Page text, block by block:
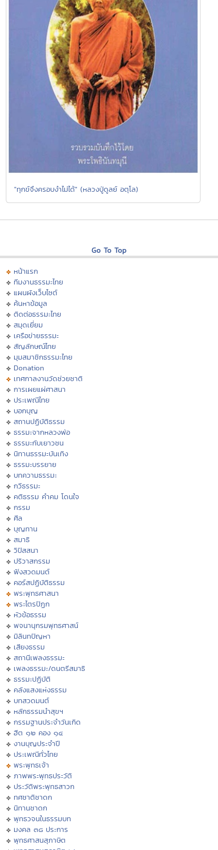
"ทุกข์จึงครอบงำไม่ได้" (หลวงปู่ดูลย์ อตุโล)
Go To Top
หน้าแรก
ทีมงานธรรมะไทย
แผนผังเว็บไซต์
ค้นหาข้อมูล
ติดต่อธรรมะไทย
สมุดเยี่ยม
เครือข่ายธรรมะ
สัญลักษณ์ไทย
มุมสมาชิกธรรมะไทย
Donation
เทศกาลงานวัดช่วยชาติ
การเผยแผ่ศาสนา
ประเพณีไทย
บอกบุญ
สถานปฏิบัติธรรม
ธรรมะจากหลวงพ่อ
ธรรมะกับเยาวชน
นิทานธรรมะบันเทิง
ธรรมะบรรยาย
บทความธรรมะ
กวีธรรมะ
คติธรรม คำคม โดนใจ
กรรม
ศีล
บุญทาน
สมาธิ
วิปัสสนา
ปริวาสกรรม
ฟังสวดมนต์
คอร์สปฏิบัติธรรม
พระพุทธศาสนา
พระไตรปิฏก
หัวข้อธรรม
พจนานุกรมพุทธศาสน์
มิลินทปัญหา
เสียงธรรม
สถานีเพลงธรรมะ
เพลงธรรมะ/ดนตรีสมาธิ
ธรรมะปฏิบัติ
คลังแสงแห่งธรรม
บทสวดมนต์
หลักธรรมนำสุขฯ
กรรมฐานประจำวันเกิด
ฮีต ๑๒ คอง ๑๔
งานบุญประจำปี
ประเพณีทั่วไทย
พระพุทธเจ้า
ภาพพระพุทธประวัติ
ประวัติพระพุทธสาวก
ทศชาติชาดก
นิทานชาดก
พุทธวจนในธรรมบท
มงคล ๓๘ ประการ
พุทธศาสนสุภาษิต